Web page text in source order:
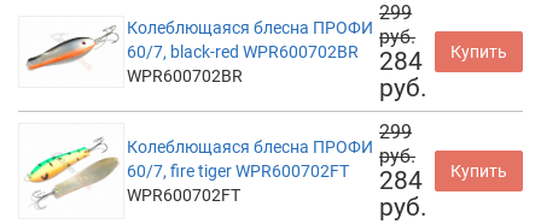
Колеблющаяся блесна ПРОФИ
60/7, black-red WPR600702BR
WPR600702BR
299
руб.
284
руб.
Купить
Колеблющаяся блесна ПРОФИ
60/7, fire tiger WPR600702FT
WPR600702FT
299
руб.
284
руб.
Купить